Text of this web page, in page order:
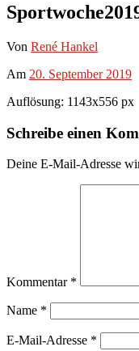
Von René Hankel
Am 20. September 2019
Auflösung: 1143x556 px
Schreibe einen
Deine E-Mail-Adresse
Kommentar *
Name *
E-Mail-Adresse *